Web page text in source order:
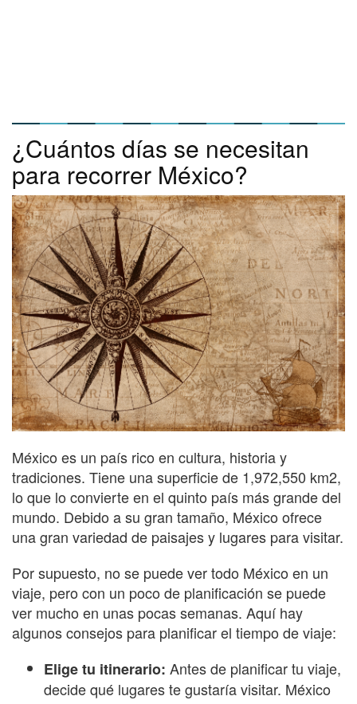
¿Cuántos días se necesitan
para recorrer México?
México es un país rico en cultura, historia y
tradiciones. Tiene una superficie de 1,972,550 km2,
lo que lo convierte en el quinto país más grande del
mundo. Debido a su gran tamaño, México ofrece
una gran variedad de paisajes y lugares para visitar.
Por supuesto, no se puede ver todo México en un
viaje, pero con un poco de planificación se puede
ver mucho en unas pocas semanas. Aquí hay
algunos consejos para planificar el tiempo de viaje:
Elige tu itinerario: Antes de planificar tu viaje,
decide qué lugares te gustaría visitar. México